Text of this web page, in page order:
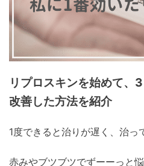
リプロスキンを始めて、
改善した方法を紹介
1度できると治りが遅く、治っ
赤みやブツブツでずーーっと